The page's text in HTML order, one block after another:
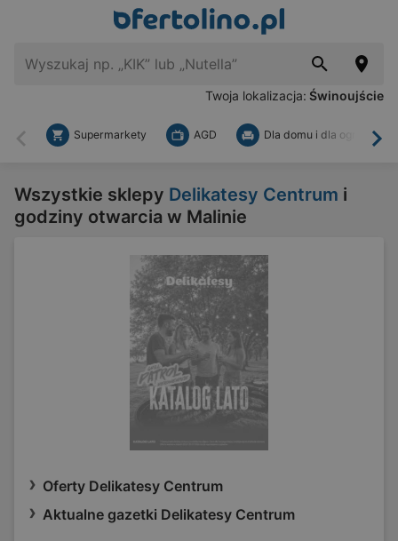
Twoja lokalizacja: Świnoujście
Wstecz
Supermarkety AGD Dla domu i dla ogrodu
Wszystkie sklepy Delikatesy Centrum i
godziny otwarcia w Malinie
Oferty Delikatesy Centrum
Aktualne gazetki Delikatesy Centrum